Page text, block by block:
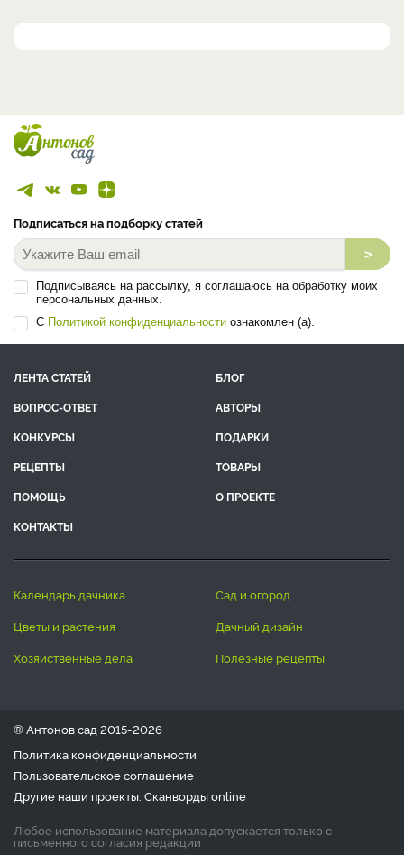
Подписаться на подборку статей
>
Подписываясь на рассылку, я соглашаюсь на обработку моих
персональных данных.
С Политикой конфиденциальности ознакомлен (а).
ЛЕНТА СТАТЕЙ
БЛОГ
ВОПРОС-ОТВЕТ
АВТОРЫ
КОНКУРСЫ
ПОДАРКИ
РЕЦЕПТЫ
ТОВАРЫ
ПОМОЩЬ
О ПРОЕКТЕ
КОНТАКТЫ
календарь дачника
сад и огород
цветы и растения
дачный дизайн
хозяйственные дела
полезные рецепты
® Антонов сад 2015-2026
Политика конфиденциальности
Пользовательское соглашение
Другие наши проекты: Сканвордыonline
Любое использование материала допускается только с
письменного согласия редакции